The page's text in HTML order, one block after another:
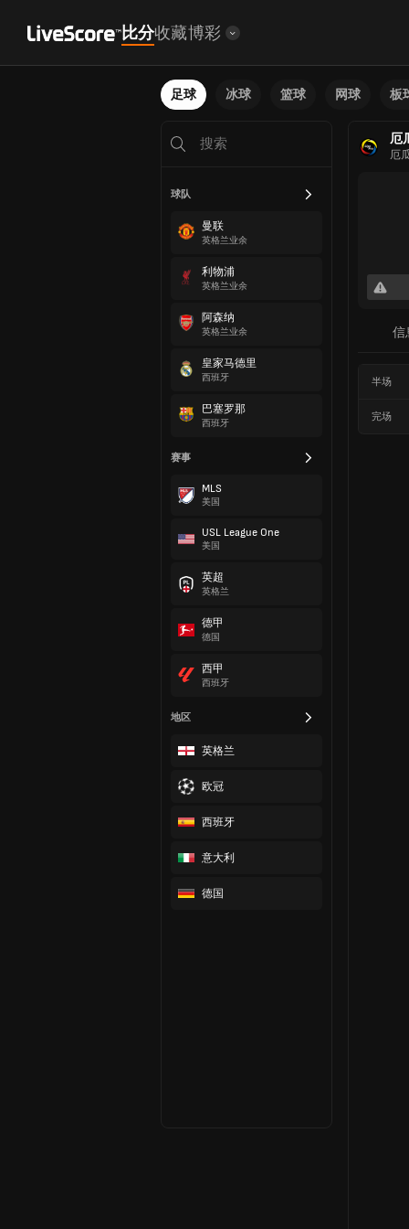
比分收藏博彩
足球 冰球 篮球 网球 板
球队
曼联
英格兰业余
利物浦
英格兰业余
阿森纳
英格兰业余
皇家马德里
西班牙
巴塞罗那
西班牙
赛事
MLS
美国
USL League One
美国
英超
英格兰
德甲
德国
西甲
西班牙
地区
英格兰
欧冠
西班牙
意大利
德国
厄
厄
信
半场
完场